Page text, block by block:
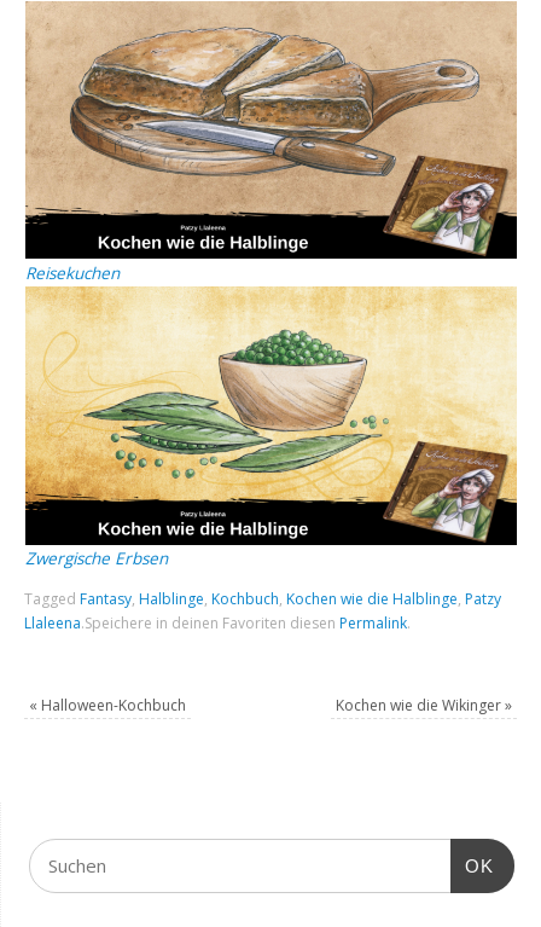
Reisekuchen
Zwergische Erbsen
Tagged Fantasy, Halblinge, Kochbuch, Kochen wie die Halblinge, Patzy
Llaleena.Speichere in deinen Favoriten diesen Permalink.
« Halloween-Kochbuch Kochen wie die Wikinger»
OK